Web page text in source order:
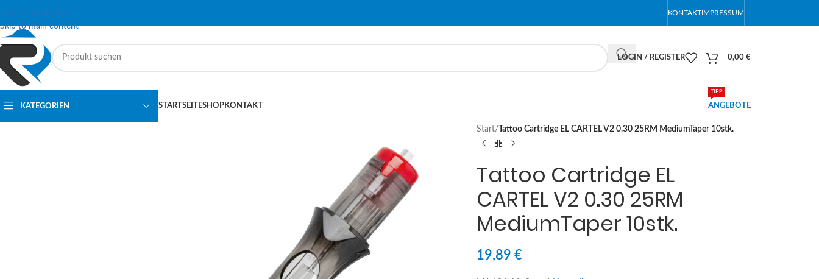
Skip to navigation
Skip to main content
KONTAKTIMPRESSUM
LOGIN / REGISTER 0,00 €
KATEGORIEN STARTSEITESHOPKONTAKT ANGEBOTE
TIPP
Start/ Tattoo Cartridge EL CARTEL V2 0.30 25RM MediumTaper 10stk.
Tattoo Cartridge EL
CARTEL V2 0.30 25RM
MediumTaper 10stk.
19,89€